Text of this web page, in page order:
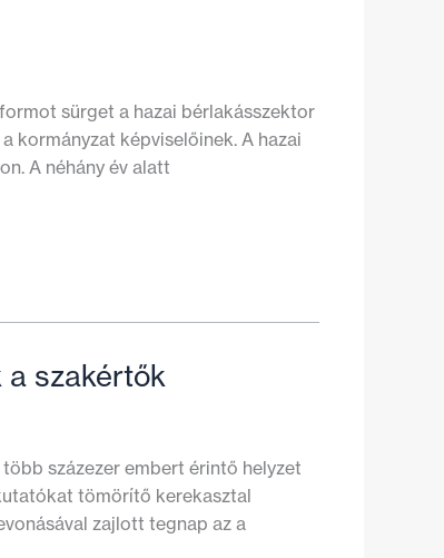
sürget a hazai bérlakásszektor
kormányzat képviselőinek. A hazai
A néhány év alatt
szakértők
százezer embert érintő helyzet
tömörítő kerekasztal
zajlott tegnap az a